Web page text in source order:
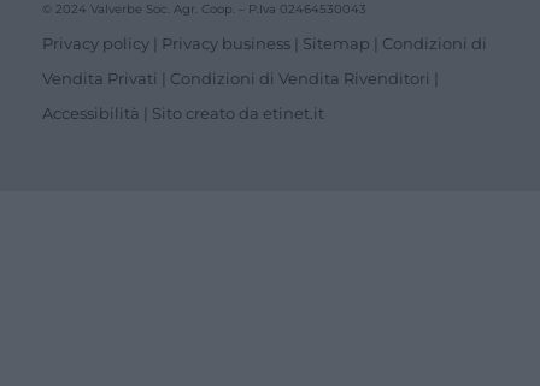
© 2024 Valverbe Soc. Agr. Coop. – P.Iva 02464530043
Privacy policy | Privacy business | Sitemap | Condizioni di
Vendita Privati | Condizioni di Vendita Rivenditori |
Accessibilità | Sito creato da etinet.it